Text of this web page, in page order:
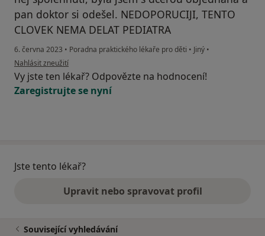
pan doktor si odešel. NEDOPORUCIJI, TENTO
CLOVEK NEMA DELAT PEDIATRA
6. června 2023 • Poradna praktického lékaře pro děti • Jiný •
podle názoru uživatele S.J.
Nahlásit zneužití
Vy jste ten lékař? Odpovězte na hodnocení!
Zaregistrujte se nyní
Jste tento lékař?
Upravit nebo spravovat profil
Související vyhledávání